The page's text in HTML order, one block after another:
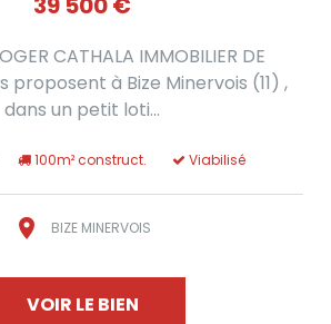
CATHALA IMMOBILIER DE
proposent à Bize Minervois (11) ,
dans un petit loti...
100m² construct. Viabilisé
BIZE MINERVOIS
VOIR LE BIEN